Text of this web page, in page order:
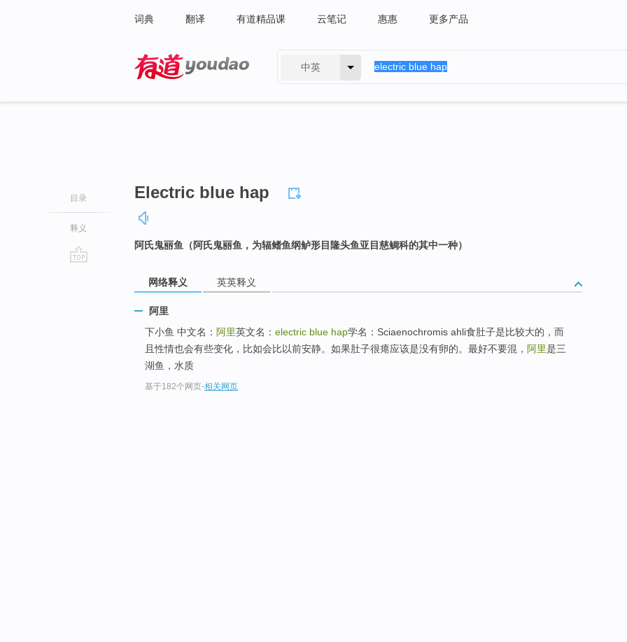
词典 翻译 有道精品课 云笔记 惠惠 更多产品
中英
目录
释义
Electric blue hap
阿氏鬼丽鱼（阿氏鬼丽鱼，为辐鳍鱼纲鲈形目隆头鱼亚目慈鲷科的其中一种）
网络释义 英英释义
阿里
下小鱼 中文名： 阿里英文名： electric blue hap学名：Sciaenochromis ahli食肚子是比较大的，而
且性情也会有些变化，比如会比以前安静。如果肚子很瘪应该是没有卵的。最好不要混， 阿里是三
湖鱼，水质
基于182个网页-相关网页